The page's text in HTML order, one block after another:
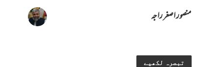
منصور اصغر راجہ
تبصرہ لکھیے